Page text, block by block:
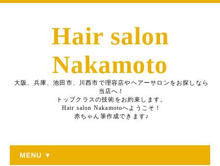
Hair salon
Nakamoto
大阪、兵庫、池田市、川西市で理容店やヘアーサロンをお探しなら
当店へ！
トップクラスの技術をお約束します。
Hair salon Nakamotoへようこそ！
赤ちゃん筆作成できます♪
MENU ▼